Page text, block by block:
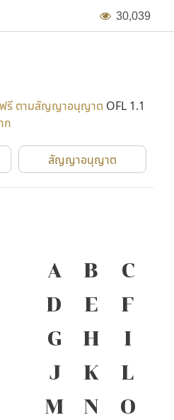
30,039
ฟรี ตามสัญญาอนุญาต OFL 1.1
ก
สัญญาอนุญาต
A B
C
D
E
F
G
H
I
J
K
L
M
N
O